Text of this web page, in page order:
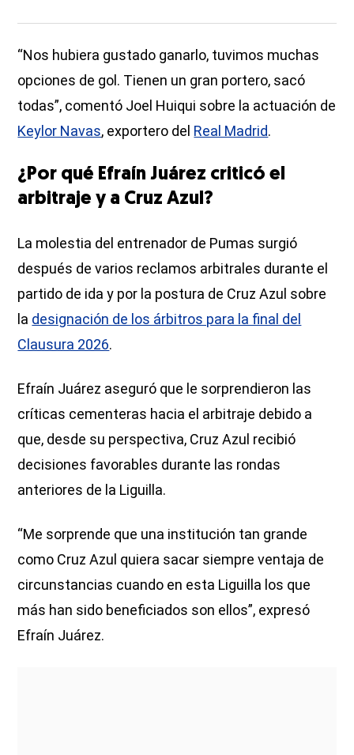
“Nos hubiera gustado ganarlo, tuvimos muchas
opciones de gol. Tienen un gran portero, sacó
todas”, comentó Joel Huiqui sobre la actuación de
Keylor Navas, exportero del Real Madrid.
¿Por qué Efraín Juárez criticó el
arbitraje y a Cruz Azul?
La molestia del entrenador de Pumas surgió
después de varios reclamos arbitrales durante el
partido de ida y por la postura de Cruz Azul sobre
la designación de los árbitros para la final del
Clausura 2026.
Efraín Juárez aseguró que le sorprendieron las
críticas cementeras hacia el arbitraje debido a
que, desde su perspectiva, Cruz Azul recibió
decisiones favorables durante las rondas
anteriores de la Liguilla.
“Me sorprende que una institución tan grande
como Cruz Azul quiera sacar siempre ventaja de
circunstancias cuando en esta Liguilla los que
más han sido beneficiados son ellos”, expresó
Efraín Juárez.